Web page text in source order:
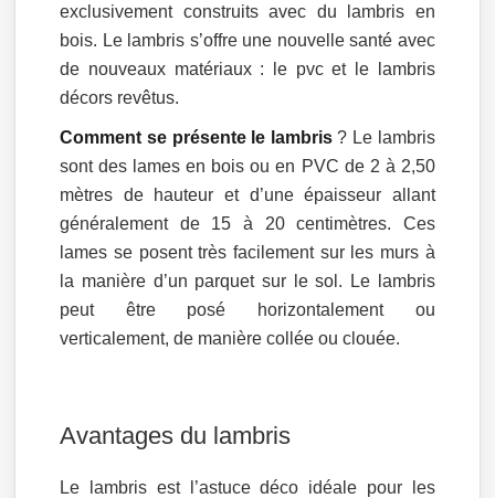
exclusivement construits avec du lambris en
bois. Le lambris s’offre une nouvelle santé avec
de nouveaux matériaux : le pvc et le lambris
décors revêtus.
Comment se présente le lambris? Le lambris
sont des lames en bois ou en PVC de 2 à 2,50
mètres de hauteur et d’une épaisseur allant
généralement de 15 à 20 centimètres. Ces
lames se posent très facilement sur les murs à
la manière d’un parquet sur le sol. Le lambris
peut être posé horizontalement ou
verticalement, de manière collée ou clouée.
Avantages du lambris
Le lambris est l’astuce déco idéale pour les